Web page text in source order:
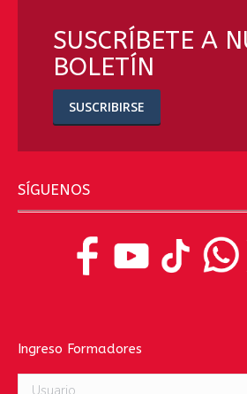
SUSCRÍBETE A
BOLETÍN
SUSCRIBIRSE
SÍGUENOS
Ingreso Formadores
Usuario